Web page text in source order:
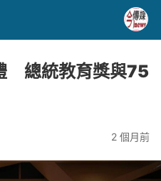
總統教育獎與75
2 個月前